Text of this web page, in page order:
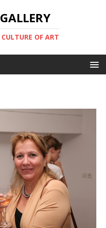
OF ART